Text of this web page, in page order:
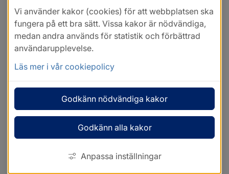
Vi använder kakor (cookies) för att webbplatsen ska
fungera på ett bra sätt. Vissa kakor är nödvändiga,
medan andra används för statistik och förbättrad
användarupplevelse.
Läs mer i vår cookiepolicy
Godkänn nödvändiga kakor
Godkänn alla kakor
Anpassa inställningar